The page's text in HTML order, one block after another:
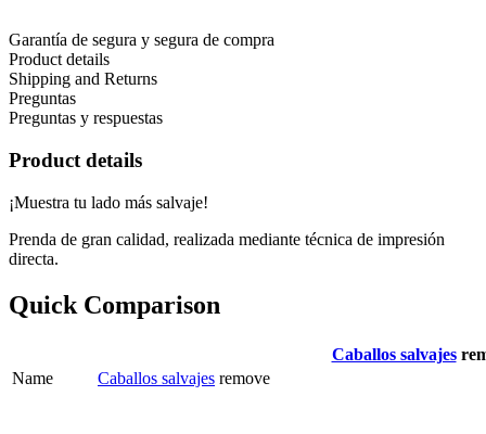
Garantía de segura y segura de compra
Product details
Shipping and Returns
Preguntas
Preguntas y respuestas
Product details
¡Muestra tu lado más salvaje!
Prenda de gran calidad, realizada mediante técnica de impresión
directa.
Quick Comparison
Caballos salvajes
Name
Caballos salvajes remove